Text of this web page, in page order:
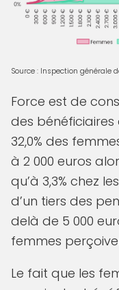
Source : Inspection générale
Force est de
des bénéficiaires
32,0% des
à 2 000 euros
qu’à 3,3% chez
d’un tiers des
delà de 5 000
femmes
Le fait que les